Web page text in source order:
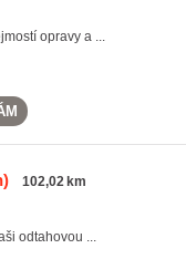
opravy a ...
102,02 km
odtahovou ...